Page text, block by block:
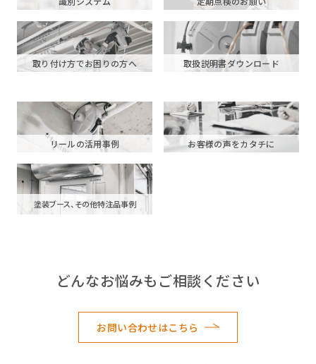
取り付け方でお困りの方へ 取扱説明書ダウンロード
リールの活用事例 お客様の声をカタチに
塗装ブース、その他特注品事例
どんなお悩みもご相談ください
お問い合わせはこちら